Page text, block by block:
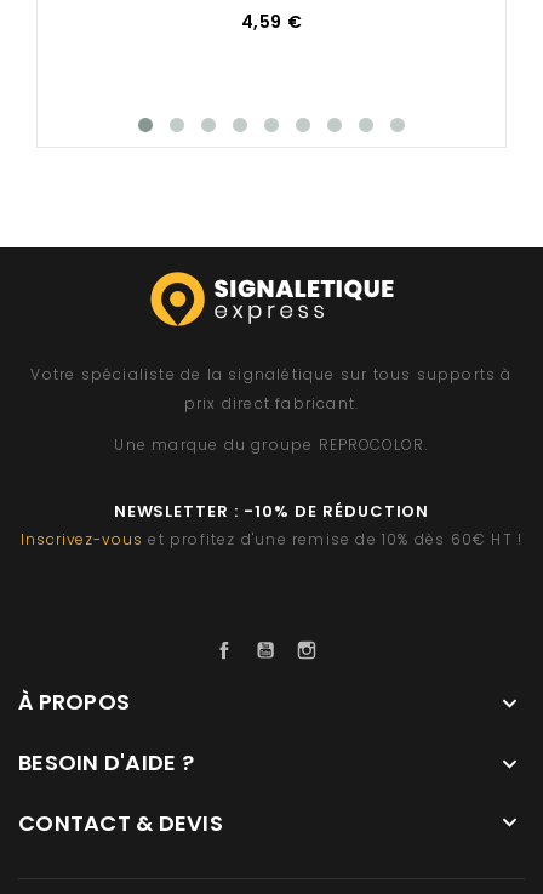
4,59 €
Votre spécialiste de la signalétique sur tous supports à
prix direct fabricant.
Une marque du groupe REPROCOLOR.
NEWSLETTER : -10% DE RÉDUCTION
Inscrivez-vous et profitez d'une remise de 10% dès 60€ HT !
FacebookYouTube
À PROPOS 
BESOIN D'AIDE ? 
CONTACT & DEVIS 